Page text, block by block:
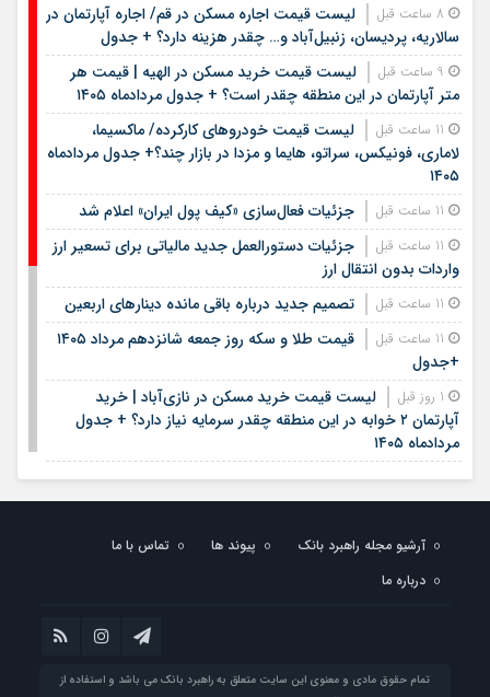
لیست قیمت اجاره مسکن در قم/ اجاره آپارتمان در
سالاریه، پردیسان، زنبیل‌آباد و… چقدر هزینه دارد؟ + جدول
لیست قیمت خرید مسکن در الهیه | قیمت هر
متر آپارتمان در این منطقه چقدر است؟ + جدول مردادماه ۱۴۰۵
لیست قیمت خودروهای کارکرده/ ماکسیما،
لاماری، فونیکس، سراتو، هایما و مزدا در بازار چند؟+ جدول مردادماه
۱۴۰۵
جزئیات فعال‌سازی «کیف پول ایران» اعلام شد
جزئیات دستورالعمل جدید مالیاتی برای تسعیر ارز
واردات بدون انتقال ارز
تصمیم جدید درباره باقی مانده دینارهای اربعین
قیمت طلا و سکه روز جمعه شانزدهم مرداد ۱۴۰۵
+جدول
لیست قیمت خرید مسکن در نازی‌آباد | خرید
آپارتمان ۲ خوابه در این منطقه چقدر سرمایه نیاز دارد؟ + جدول
مردادماه ۱۴۰۵
1 روز قبل
هشتمین عرضه اولیه فرابورس در سال ۱۴۰۵ / جزئیات
عرضه سهام اعلام شد
لیست قیمت اجاره مسکن در یوسف‌آباد | رهن و
اجاره آپارتمان در این منطقه چقدر بودجه نیاز دارد؟ + جدول
مردادماه ۱۴۰۵
الزام بانک‌ها و صرافی ها به خرید دینار باقی‌مانده
آرشیو مجله راهبرد بانک پیوند ها
تماس با ما
درباره ما
تمام حقوق مادی و معنوی این سایت متعلق به راهبرد بانک می باشد و استفاده از